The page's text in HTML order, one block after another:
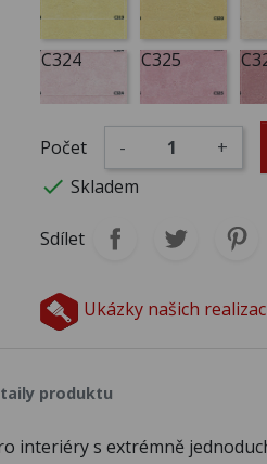
C324 C325
C329 C330
C339
Počet - +
 Skladem
Sdílet
Ukázky našich
produktu
interiéry s extrémně